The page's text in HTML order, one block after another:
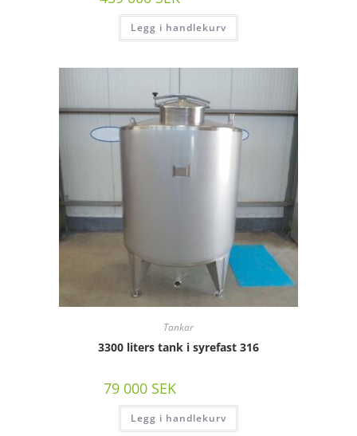
Legg i handlekurv
Tankar
3300 liters tank i syrefast 316
79 000 SEK
Legg i handlekurv